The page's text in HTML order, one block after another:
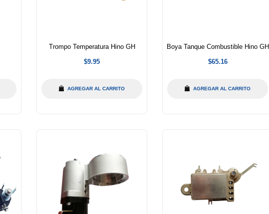
Trompo Temperatura Hino GH
Precio
$9.95
AGREGAR AL CARRITO
Boya Tanque Combustible Hino GH
Precio
$65.16
AGREGAR AL CARRITO